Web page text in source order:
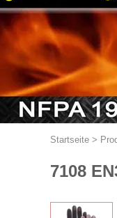
Startseite >
7108